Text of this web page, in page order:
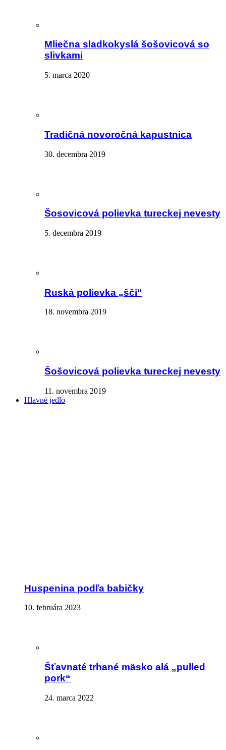
Mliečna sladkokyslá šošovicová so
slivkami
5. marca 2020
Tradičná novoročná kapustnica
30. decembra 2019
Šosovicová polievka tureckej nevesty
5. decembra 2019
Ruská polievka „šči“
18. novembra 2019
Šošovicová polievka tureckej nevesty
11. novembra 2019
Hlavné jedlo
Huspenina podľa babičky
10. februára 2023
Šťavnaté trhané mäsko alá „pulled
pork“
24. marca 2022